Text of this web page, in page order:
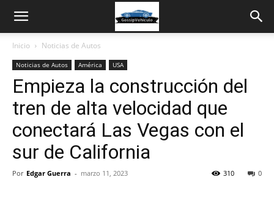
Inicio Noticias de Autos
Noticias de Autos América USA
Empieza la construcción del
tren de alta velocidad que
conectará Las Vegas con el
sur de California
Por Edgar Guerra - marzo 11, 2023 0
310